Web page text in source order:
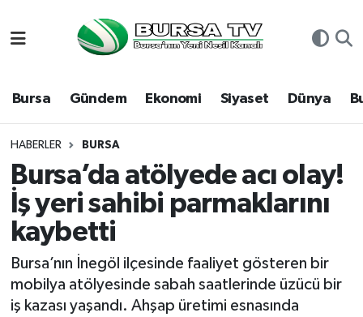
Bursa Gündem Ekonomi Siyaset Dünya
HABERLER BURSA
Bursa’da atölyede acı olay!
İş yeri sahibi parmaklarını
kaybetti
Bursa’nın İnegöl ilçesinde faaliyet gösteren bir
mobilya atölyesinde sabah saatlerinde üzücü bir
iş kazası yaşandı. Ahşap üretimi esnasında
Bursa
Dünya
Eğitim
Ekonomi
Genel
Gündem
Hava Durumu
Namaz Vakitleri
Trafik Durumu
Süper Lig Puan Durumu ve Fikstür
Tüm Manşetler
Son Dakika Haberleri